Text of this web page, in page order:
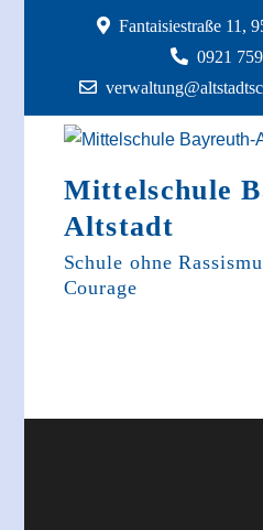
Fantaisiestraße 11,
0921
Mittelschule
Altstadt
Schule ohne
Courage